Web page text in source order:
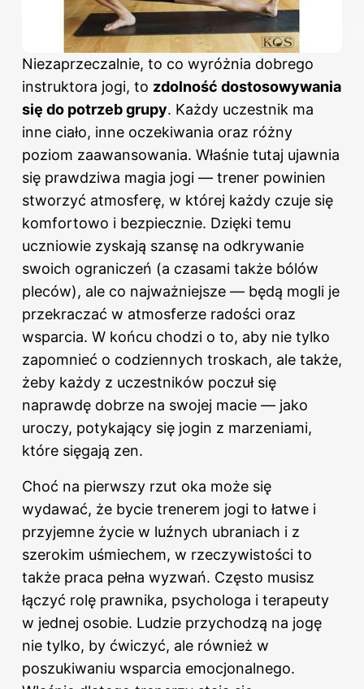
Niezaprzeczalnie, to co wyróżnia dobrego
instruktora jogi, to zdolność dostosowywania
się do potrzeb grupy. Każdy uczestnik ma
inne ciało, inne oczekiwania oraz różny
poziom zaawansowania. Właśnie tutaj ujawnia
się prawdziwa magia jogi — trener powinien
stworzyć atmosferę, w której każdy czuje się
komfortowo i bezpiecznie. Dzięki temu
uczniowie zyskają szansę na odkrywanie
swoich ograniczeń (a czasami także bólów
pleców), ale co najważniejsze — będą mogli je
przekraczać w atmosferze radości oraz
wsparcia. W końcu chodzi o to, aby nie tylko
zapomnieć o codziennych troskach, ale także,
żeby każdy z uczestników poczuł się
naprawdę dobrze na swojej macie — jako
uroczy, potykający się jogin z marzeniami,
które sięgają zen.
Choć na pierwszy rzut oka może się
wydawać, że bycie trenerem jogi to łatwe i
przyjemne życie w luźnych ubraniach i z
szerokim uśmiechem, w rzeczywistości to
także praca pełna wyzwań. Często musisz
łączyć rolę prawnika, psychologa i terapeuty
w jednej osobie. Ludzie przychodzą na jogę
nie tylko, by ćwiczyć, ale również w
poszukiwaniu wsparcia emocjonalnego.